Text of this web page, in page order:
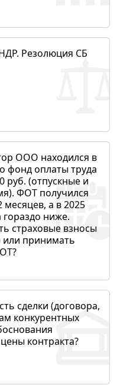
Резолюция СБ
ООО находился в
фонд оплаты труда
руб. (отпускные и
ФОТ получился
месяцев, а в 2025
гораздо ниже.
страховые взносы
или принимать
сделки (договора,
конкурентных
контракта?